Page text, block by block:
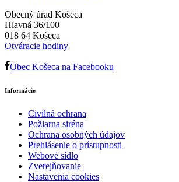
Obecný úrad Košeca
Hlavná 36/100
018 64 Košeca
Otváracie hodiny
Obec Košeca na Facebooku
Informácie
Civilná ochrana
Požiarna siréna
Ochrana osobných údajov
Prehlásenie o prístupnosti
Webové sídlo
Zverejňovanie
Nastavenia cookies